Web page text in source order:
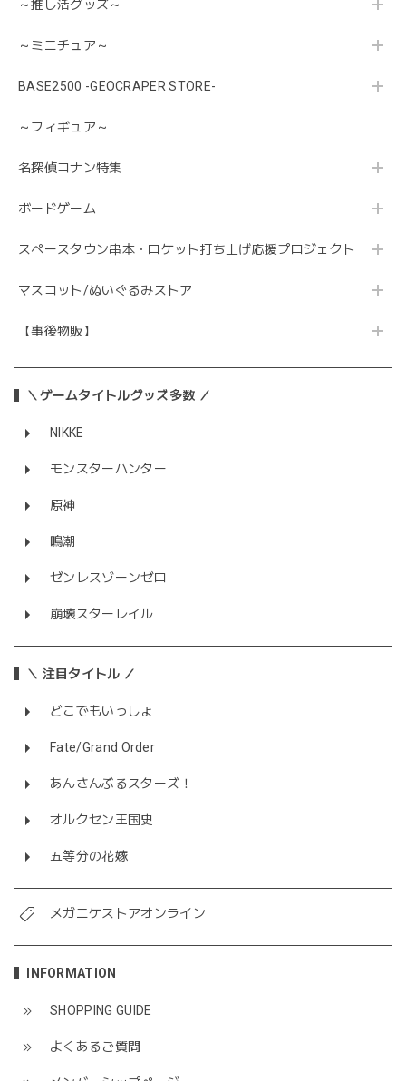
～推し活グッズ～
～ミニチュア～
BASE2500 -GEOCRAPER STORE-
～フィギュア～
名探偵コナン特集
ボードゲーム
スペースタウン串本・ロケット打ち上げ応援プロジェクト
マスコット/ぬいぐるみストア
【事後物販】
＼ゲームタイトルグッズ多数 ／
NIKKE
モンスターハンター
原神
鳴潮
ゼンレスゾーンゼロ
崩壊スターレイル
＼ 注目タイトル ／
どこでもいっしょ
Fate/Grand Order
あんさんぶるスターズ！
オルクセン王国史
五等分の花嫁
メガニケストアオンライン
INFORMATION
SHOPPING GUIDE
よくあるご質問